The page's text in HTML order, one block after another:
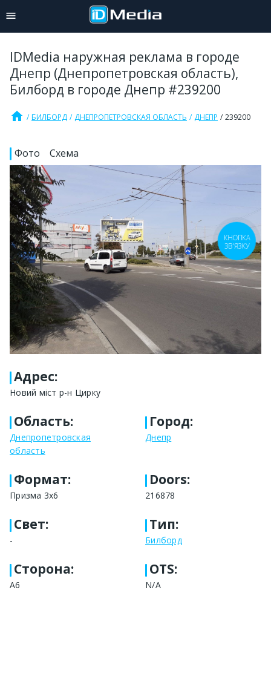
IDMedia наружная реклама в городе
Днепр (Днепропетровская область),
Билборд в городе Днепр #239200
home БИЛБОРД ДНЕПРОПЕТРОВСКАЯ ОБЛАСТЬ ДНЕПР 239200
Фото Схема
Адрес:
Новий міст р-н Цирку
Область:
Днепропетровская
область
Город:
Днепр
Формат:
Призма 3х6
Doors:
216878
Свет:
-
Тип:
Билборд
Сторона:
А6
OTS:
N/A
КНОПКА
ЗВ'ЯЗКУ